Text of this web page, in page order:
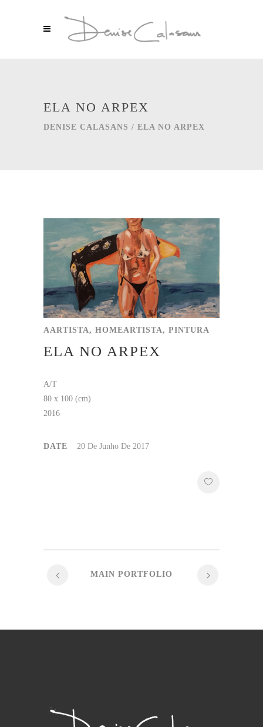
ELA NO ARPEX
DENISE CALASANS / ELA NO ARPEX
AARTISTA, HOMEARTISTA, PINTURA
ELA NO ARPEX
A/T
80 x 100 (cm)
2016
DATE 20 De Junho De 2017
MAIN PORTFOLIO